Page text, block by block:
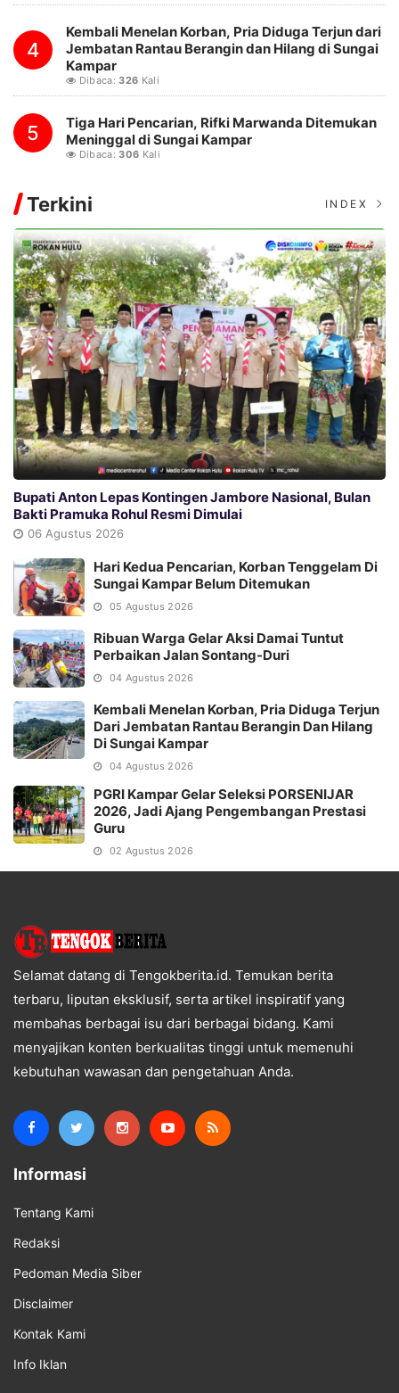
4
Kembali Menelan Korban, Pria Diduga Terjun dari
Jembatan Rantau Berangin dan Hilang di Sungai
Kampar
Dibaca:326 Kali
5
Tiga Hari Pencarian, Rifki Marwanda Ditemukan
Meninggal di Sungai Kampar
Dibaca:306 Kali
Terkini INDEX
Bupati Anton Lepas Kontingen Jambore Nasional, Bulan
Bakti Pramuka Rohul Resmi Dimulai
06 Agustus 2026
Hari Kedua Pencarian, Korban Tenggelam Di
Sungai Kampar Belum Ditemukan
05 Agustus 2026
Ribuan Warga Gelar Aksi Damai Tuntut
Perbaikan Jalan Sontang-Duri
04 Agustus 2026
Kembali Menelan Korban, Pria Diduga Terjun
Dari Jembatan Rantau Berangin Dan Hilang
Di Sungai Kampar
04 Agustus 2026
PGRI Kampar Gelar Seleksi PORSENIJAR
2026, Jadi Ajang Pengembangan Prestasi
Guru
02 Agustus 2026
Selamat datang di Tengokberita.id. Temukan berita
terbaru, liputan eksklusif, serta artikel inspiratif yang
membahas berbagai isu dari berbagai bidang. Kami
menyajikan konten berkualitas tinggi untuk memenuhi
kebutuhan wawasan dan pengetahuan Anda.
Informasi
Tentang Kami
Redaksi
Pedoman Media Siber
Disclaimer
Kontak Kami
Info Iklan